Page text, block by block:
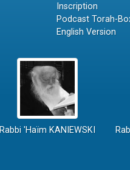
Inscription
Podcast Torah-
English Version
Rabbi 'Haïm KANIEWSKI